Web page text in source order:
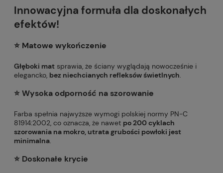
Innowacyjna formuła dla doskonałych
efektów!
⭐️ Matowe wykończenie
Głęboki mat sprawia, że ściany wyglądają nowocześnie i
elegancko, bez niechcianych refleksów świetlnych.
⭐️ Wysoka odporność na szorowanie
Farba spełnia najwyższe wymogi polskiej normy PN-C
81914:2002, co oznacza, że nawet po 200 cyklach
szorowania na mokro, utrata grubości powłoki jest
minimalna
⭐️ Doskonałe krycie